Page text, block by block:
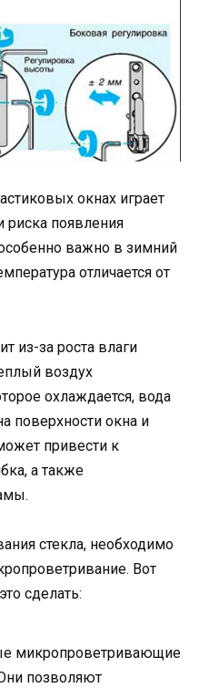
окнах играет
появления
важно в зимний
отличается от
из-за роста влаги
воздух
охлаждается, вода
поверхности окна и
привести к
а также
стекла, необходимо
Вот
сделать:
микропроветривающие
позволяют